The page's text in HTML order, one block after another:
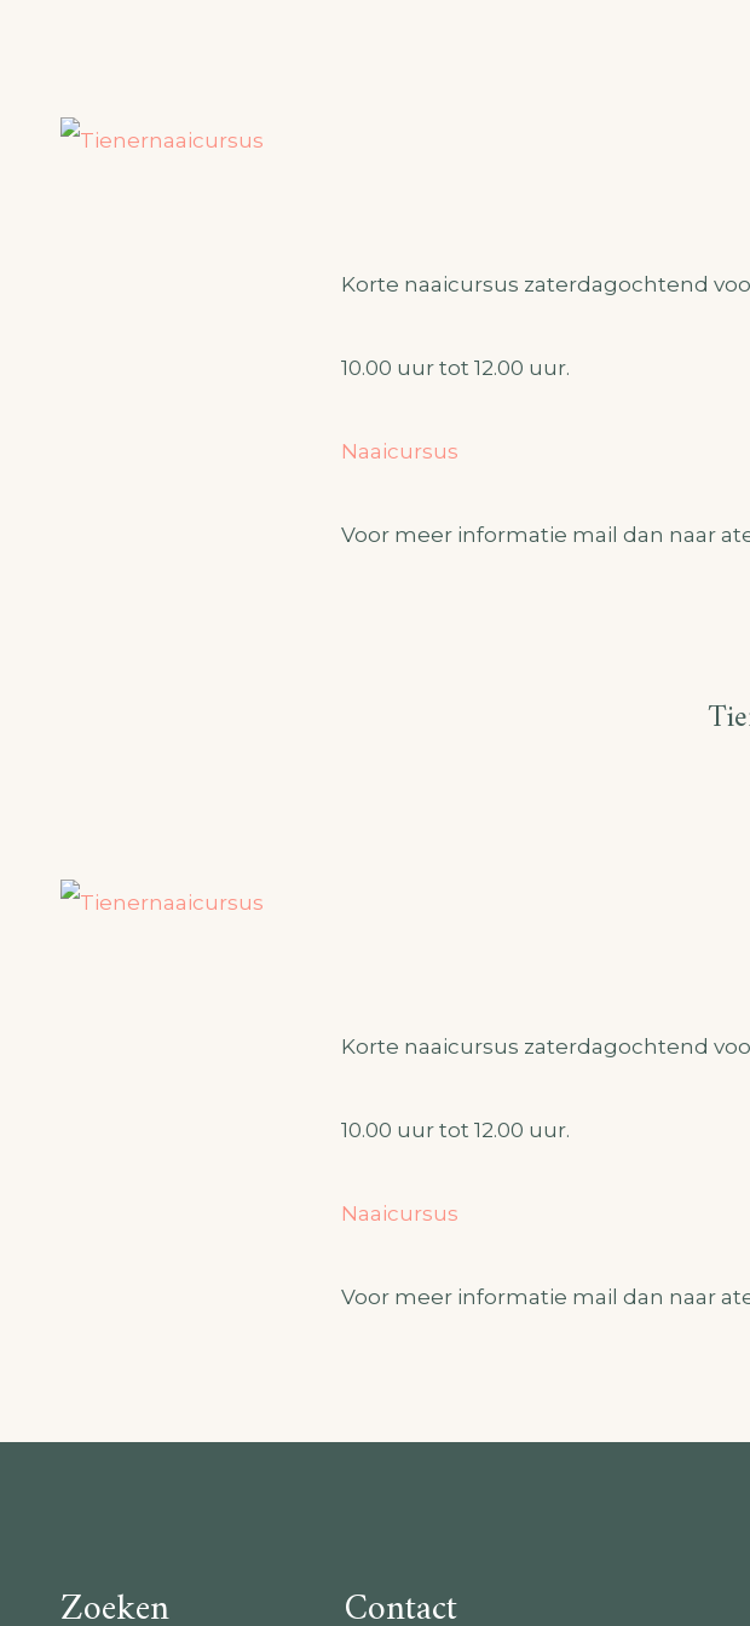
Korte naaicursus zaterdagochtend
10.00 uur tot 12.00 uur.
Naaicursus
Voor meer informatie mail dan naar
Korte naaicursus zaterdagochtend
10.00 uur tot 12.00 uur.
Naaicursus
Voor meer informatie mail dan naar
Zoeken Contact